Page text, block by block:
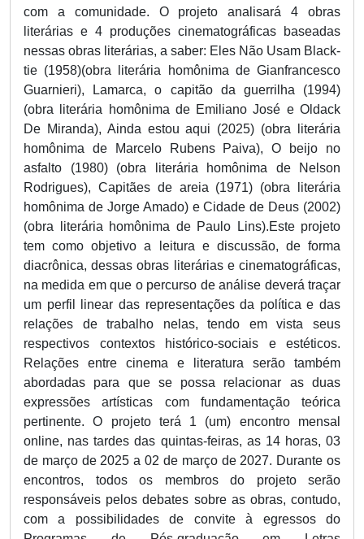
com a comunidade. O projeto analisará 4 obras
literárias e 4 produções cinematográficas baseadas
nessas obras literárias, a saber: Eles Não Usam Black-
tie (1958)(obra literária homônima de Gianfrancesco
Guarnieri), Lamarca, o capitão da guerrilha (1994)
(obra literária homônima de Emiliano José e Oldack
De Miranda), Ainda estou aqui (2025) (obra literária
homônima de Marcelo Rubens Paiva), O beijo no
asfalto (1980) (obra literária homônima de Nelson
Rodrigues), Capitães de areia (1971) (obra literária
homônima de Jorge Amado) e Cidade de Deus (2002)
(obra literária homônima de Paulo Lins).Este projeto
tem como objetivo a leitura e discussão, de forma
diacrônica, dessas obras literárias e cinematográficas,
na medida em que o percurso de análise deverá traçar
um perfil linear das representações da política e das
relações de trabalho nelas, tendo em vista seus
respectivos contextos histórico-sociais e estéticos.
Relações entre cinema e literatura serão também
abordadas para que se possa relacionar as duas
expressões artísticas com fundamentação teórica
pertinente. O projeto terá 1 (um) encontro mensal
online, nas tardes das quintas-feiras, as 14 horas, 03
de março de 2025 a 02 de março de 2027. Durante os
encontros, todos os membros do projeto serão
responsáveis pelos debates sobre as obras, contudo,
com a possibilidades de convite à egressos do